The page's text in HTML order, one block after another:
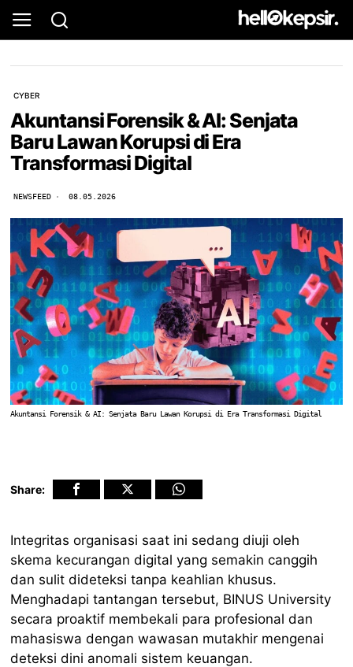
CYBER
Akuntansi Forensik & AI: Senjata
Baru Lawan Korupsi di Era
Transformasi Digital
NEWSFEED 08.05.2026
Akuntansi Forensik & AI: Senjata Baru Lawan Korupsi di Era Transformasi Digital
Share:
Integritas organisasi saat ini sedang diuji oleh
skema kecurangan digital yang semakin canggih
dan sulit dideteksi tanpa keahlian khusus.
Menghadapi tantangan tersebut, BINUS University
secara proaktif membekali para profesional dan
mahasiswa dengan wawasan mutakhir mengenai
deteksi dini anomali sistem keuangan.